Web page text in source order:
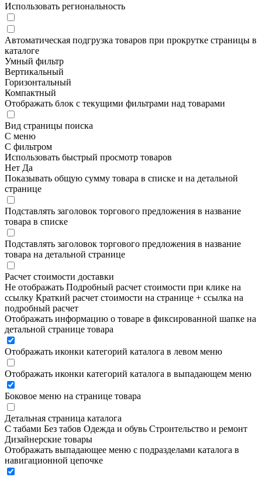
Использовать региональность
Автоматическая подгрузка товаров при прокрутке страницы в
каталоге
Умный фильтр
Вертикальный
Горизонтальный
Компактный
Отображать блок с текущими фильтрами над товарами
Вид страницы поиска
С меню
С фильтром
Использовать быстрый просмотр товаров
Нет Да
Показывать общую сумму товара в списке и на детальной
странице
Подставлять заголовок торгового предложения в название
товара в списке
Подставлять заголовок торгового предложения в название
товара на детальной странице
Расчет стоимости доставки
Не отображать Подробный расчет стоимости при клике на
ссылку Краткий расчет стоимости на странице + ссылка на
подробный расчет
Отображать информацию о товаре в фиксированной шапке на
детальной странице товара
Отображать иконки категорий каталога в левом меню
Отображать иконки категорий каталога в выпадающем меню
Боковое меню на странице товара
Детальная страница каталога
С табами Без табов Одежда и обувь Строительство и ремонт
Дизайнерские товары
Отображать выпадающее меню с подразделами каталога в
навигационной цепочке